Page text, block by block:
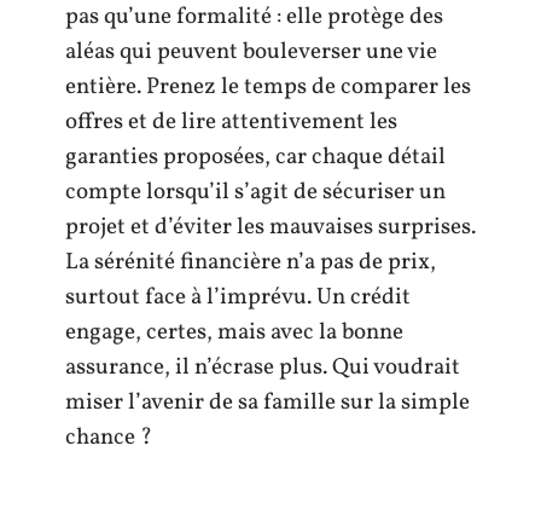
pas qu’une formalité : elle protège des
aléas qui peuvent bouleverser une vie
entière. Prenez le temps de comparer les
offres et de lire attentivement les
garanties proposées, car chaque détail
compte lorsqu’il s’agit de sécuriser un
projet et d’éviter les mauvaises surprises.
La sérénité financière n’a pas de prix,
surtout face à l’imprévu. Un crédit
engage, certes, mais avec la bonne
assurance, il n’écrase plus. Qui voudrait
miser l’avenir de sa famille sur la simple
chance ?